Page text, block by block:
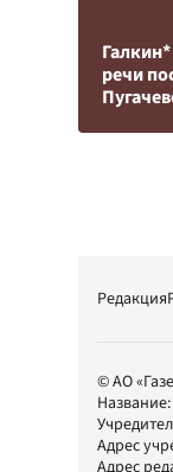
речи
Редакция
© АО
Название:
Адрес
Адрес